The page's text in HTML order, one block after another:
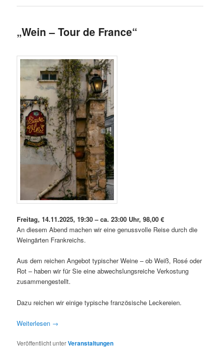
„Wein – Tour de France“
Freitag, 14.11.2025, 19:30 – ca. 23:00 Uhr, 98,00 €
An diesem Abend machen wir eine genussvolle Reise durch die
Weingärten Frankreichs.
Aus dem reichen Angebot typischer Weine – ob Weiß, Rosé oder
Rot – haben wir für Sie eine abwechslungsreiche Verkostung
zusammengestellt.
Dazu reichen wir einige typische französische Leckereien.
Weiterlesen →
Veröffentlicht unterVeranstaltungen